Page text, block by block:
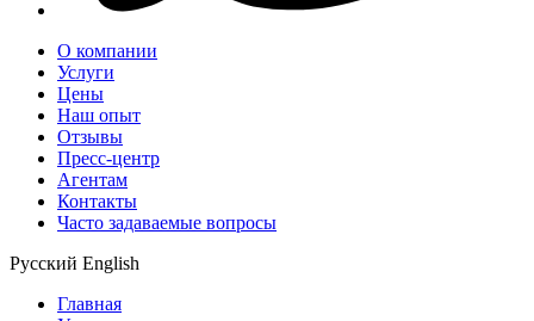
О компании
Услуги
Цены
Наш опыт
Отзывы
Пресс-центр
Агентам
Контакты
Часто задаваемые вопросы
Русский English
Главная